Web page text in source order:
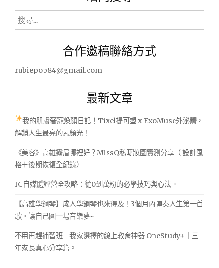
搜
尋
合作邀稿聯絡方式
rubiepop84@gmail.com
最新文章
我的肌膚奢寵煥顏日記！Tixel提可塑 x ExoMuse外泌體，
解鎖人生最亮的素顏光！
《美容》高雄霧眉哪裡好？MissQ私睫妝園實測分享（ 設計風
格＋後期恢復全紀錄）
IG自媒體經營全攻略：從0到萬粉的必學技巧與心法。
【高雄學鋼琴】成人學鋼琴也來得及！3個月內彈奏人生第一首
歌。讓自己圓一場音樂夢~
不用再趕補習班！我家選擇的線上教育神器 OneStudy+｜三
年家長真心分享篇。